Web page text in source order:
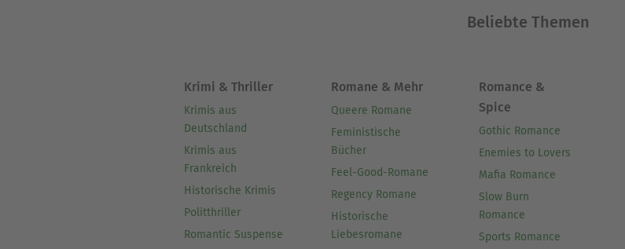
Beliebte Themen
Krimi & Thriller
Krimis aus
Deutschland
Krimis aus
Frankreich
Historische Krimis
Politthriller
Romantic Suspense
Romane & Mehr
Queere Romane
Feministische
Bücher
Feel-Good-Romane
Regency Romane
Historische
Liebesromane
Romance &
Spice
Gothic Romance
Enemies to Lovers
Mafia Romance
Slow Burn
Romance
Sports Romance